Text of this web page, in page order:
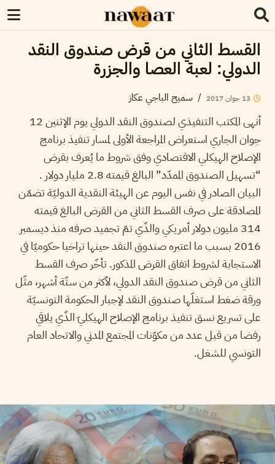
القسط الثاني من قرض صندوق النقد
الدولي: لعبة العصا والجزرة
13 جوان2017
/ سميح الباجي عكاز
أنهى المكتب التنفيذي لصندوق النقد الدولي يوم الإثنين 12
جوان الجاري استعراض المراجعة الأولى لمسار تنفيذ برنامج
الإصلاح الهيكلي الاقتصادي وفق شروط ما يُعرف بقرض
“تسهيل الصندوق الممدّد” البالغ قيمته 2.8 مليار دولار .
البيان الصادر في نفس اليوم عن الهيئة النقدية الدوليّة تضمّن
المصادقة على صرف القسط الثاني من القرض البالغ قيمته
314 مليون دولار أمريكي والذّي تمّ تجميد صرفه منذ ديسمبر
2016 بسبب ما اعتبره صندوق النقد حينها تراخيا حكوميّا في
الاستجابة لشروط اتفاق القرض المذكور. تأخّر صرف القسط
الثاني من قرض صندوق النقد الدولي، لأكثر من ستّة أشهر، مثّل
ورقة ضغط استغلّها صندوق النقد لإجبار الحكومة التونسيّة
على تسريع نسق تنفيذ برنامج الإصلاح الهيكليّ الذّي يلاقي
رفضا من قبل عدد من مكوّنات المجتمع المدني والاتحاد العام
التونسي للشغل.